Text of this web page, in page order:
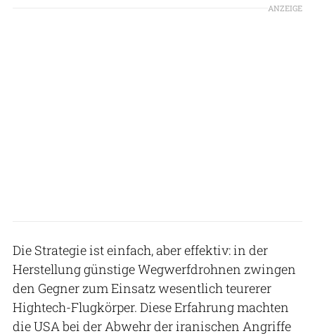
ANZEIGE
Die Strategie ist einfach, aber effektiv: in der
Herstellung günstige Wegwerfdrohnen zwingen
den Gegner zum Einsatz wesentlich teurerer
Hightech-Flugkörper. Diese Erfahrung machten
die USA bei der Abwehr der iranischen Angriffe